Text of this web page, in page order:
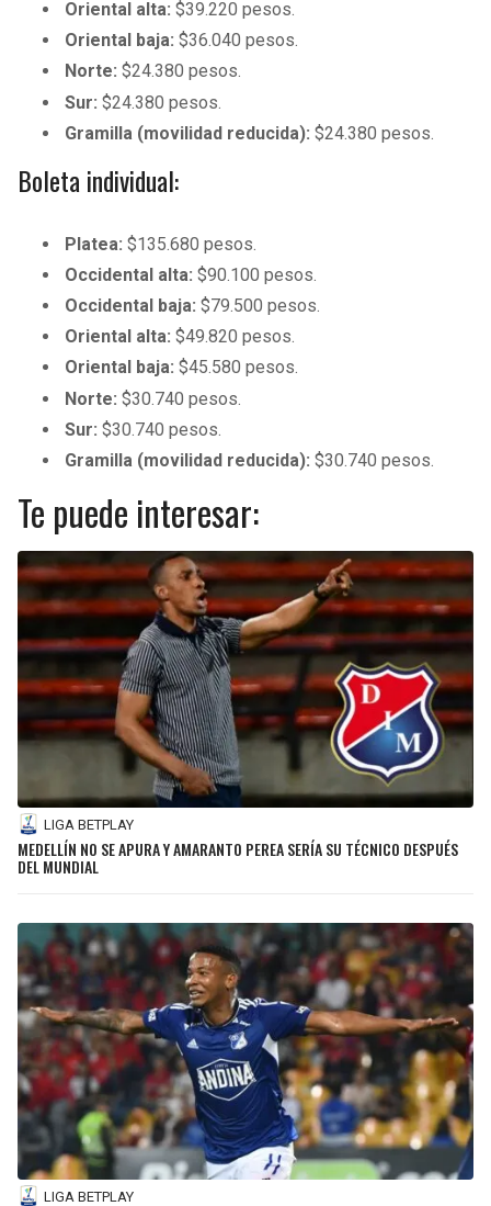
Oriental alta:$39.220 pesos.
Oriental baja:$36.040 pesos.
Norte:$24.380 pesos.
Sur:$24.380 pesos.
Gramilla (movilidad reducida):$24.380 pesos.
Boleta individual:
Platea:$135.680 pesos.
Occidental alta:$90.100 pesos.
Occidental baja:$79.500 pesos.
Oriental alta:$49.820 pesos.
Oriental baja:$45.580 pesos.
Norte:$30.740 pesos.
Sur:$30.740 pesos.
Gramilla (movilidad reducida):$30.740 pesos.
Te puede interesar:
LIGA BETPLAY
MEDELLÍN NO SE APURA Y AMARANTO PEREA SERÍA SU TÉCNICO DESPUÉS
DEL MUNDIAL
LIGA BETPLAY